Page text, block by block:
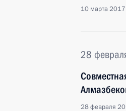
10 марта
28
28 февраля